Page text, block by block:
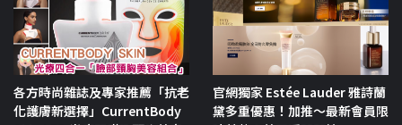
各方時尚雜誌及專家推薦「抗老
化護膚新選擇」CurrentBody
官網獨家 Estée Lauder 雅詩蘭
黛多重優惠！加推～最新會員限